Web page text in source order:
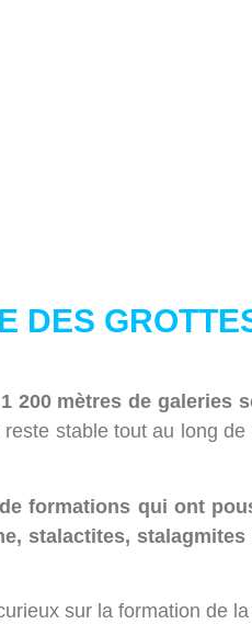
DES
200 mètres de galeries
stable tout au long
formations qui ont
stalactites,
sur la formation de